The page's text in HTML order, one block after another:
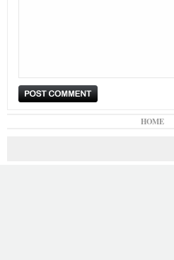
HOME